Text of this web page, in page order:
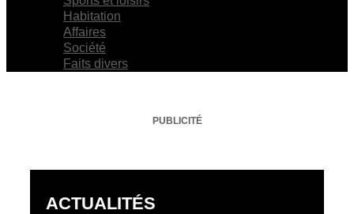
Habitation
Affaires
Société
Faits divers
PUBLICITÉ
ACTUALITÉS